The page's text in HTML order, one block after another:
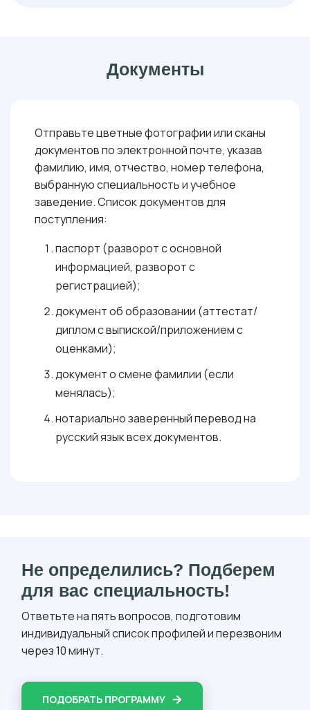
: 36 БАЛЛОВ
МАТЕМАТИКА В ПРОФЕССИОНАЛЬНОЙ ДЕЯТЕЛЬНОСТИ
Документы
Отправьте цветные фотографии или сканы
документов по электронной почте, указав
фамилию, имя, отчество, номер телефона,
выбранную специальность и учебное
заведение. Список документов для
поступления:
паспорт (разворот с основной
информацией, разворот с
регистрацией);
документ об образовании (аттестат/
диплом с выпиской/приложением с
оценками);
документ о смене фамилии (если
менялась);
нотариально заверенный перевод на
русский язык всех документов.
Не определились? Подберем
для вас специальность!
Ответьте на пять вопросов, подготовим
индивидуальный список профилей и перезвоним
через 10 минут.
ПОДОБРАТЬ ПРОГРАММУ